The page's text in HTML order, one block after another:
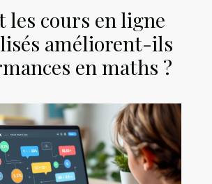
les cours en ligne
améliorent-ils
en maths ?